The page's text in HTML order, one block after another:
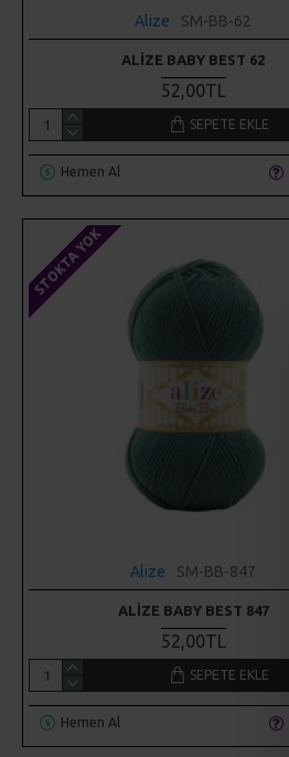
Alize SM-BB-62
ALIZE BABY BEST 62
52,00TL
SEPETE EKLE
Hemen Al
STOKTA YOK
Alize SM-BB-847
ALIZE BABY BEST 847
52,00TL
SEPETE EKLE
Hemen Al